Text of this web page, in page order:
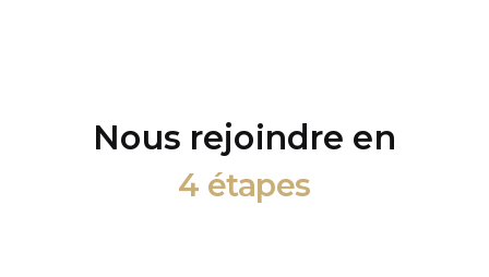
Nous rejoindre en
4 étapes